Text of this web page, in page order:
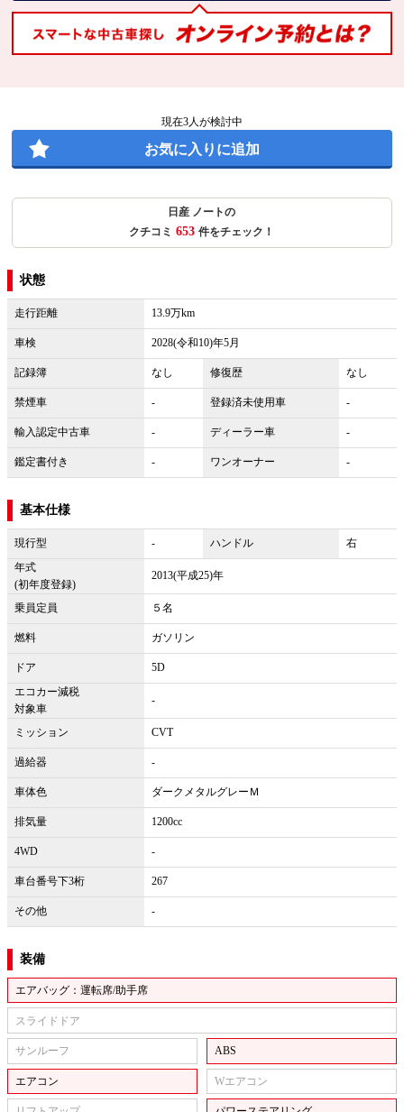
現在3人が検討中
お気に入りに追加
日産 ノートの
クチコミ 653 件をチェック！
状態
走行距離 13.9万km
車検 2028(令和10)年5月
記録簿 なし 修復歴 なし
禁煙車 - 登録済未使用車 -
輸入認定中古車 - ディーラー車 -
鑑定書付き - ワンオーナー -
基本仕様
現行型 - ハンドル
右
年式
(初年度登録)
2013(平成25)年
乗員定員 ５名
燃料 ガソリン
ドア
5D
エコカー減税
対象車
-
ミッション CVT
過給器 -
車体色 ダークメタルグレーＭ
排気量 1200cc
4WD -
車台番号下3桁 267
その他 -
装備
エアバッグ：運転席/助手席
スライドドア
サンルーフ ABS
エアコン Wエアコン